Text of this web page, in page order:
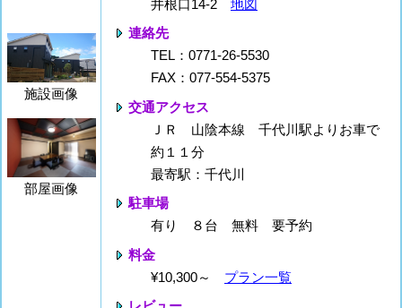
施設画像
部屋画像
井根口14-2 地図
連絡先
TEL：0771-26-5530
FAX：077-554-5375
交通アクセス
ＪＲ 山陰本線 千代川駅よりお車で
約１１分
最寄駅：千代川
駐車場
有り ８台 無料 要予約
料金
¥10,300～ プラン一覧